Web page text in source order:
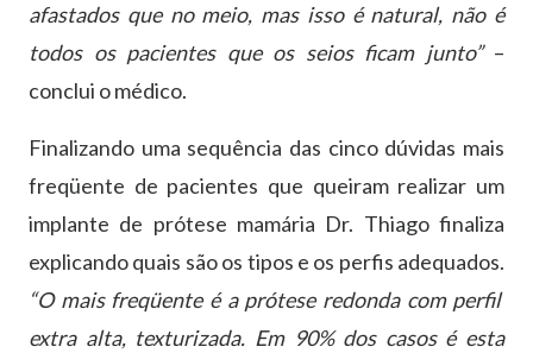
afastados que no meio, mas isso é natural, não é
todos os pacientes que os seios ficam junto”–
conclui o médico.
Finalizando uma sequência das cinco dúvidas mais
freqüente de pacientes que queiram realizar um
implante de prótese mamária Dr. Thiago finaliza
explicando quais são os tipos e os perfis adequados.
“O mais freqüente é a prótese redonda com perfil
extra alta, texturizada. Em 90% dos casos é esta